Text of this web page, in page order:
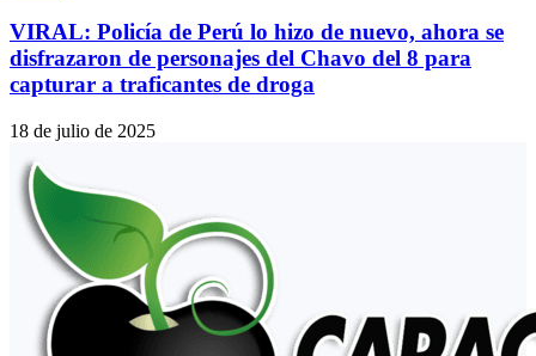
VIRAL: Policía de Perú lo hizo de nuevo, ahora se
disfrazaron de personajes del Chavo del 8 para
capturar a traficantes de droga
18 de julio de 2025